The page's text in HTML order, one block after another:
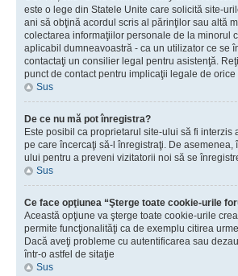
este o lege din Statele Unite care solicită site-
ani să obţină acordul scris al părinţilor sau altă
colectarea informaţiilor personale de la minorul
aplicabil dumneavoastră - ca un utilizator ce se
contactaţi un consilier legal pentru asistenţă.
punct de contact pentru implicaţii legale de
Sus
De ce nu mă pot înregistra?
Este posibil ca proprietarul site-ului să fi
pe care încercaţi să-l înregistraţi. De
ului pentru a preveni vizitatorii noi să se
Sus
Ce face opţiunea “Şterge toate cookie-urile
Această opţiune va şterge toate cookie-urile
permite funcţionalităţi ca de exemplu citirea
Dacă aveţi probleme cu autentificarea sau
într-o astfel de sitaţie
Sus